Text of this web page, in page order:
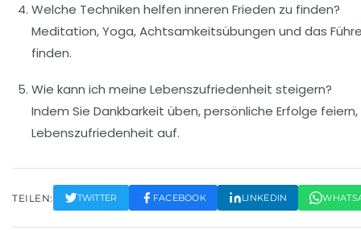
Welche Techniken helfen inneren Frieden zu finden?
Meditation, Yoga, Achtsamkeitsübungen und das
finden.
Wie kann ich meine Lebenszufriedenheit steigern?
Indem Sie Dankbarkeit üben, persönliche Erfolge
Lebenszufriedenheit auf.
TEILEN: TWITTER FACEBOOK LINKEDIN